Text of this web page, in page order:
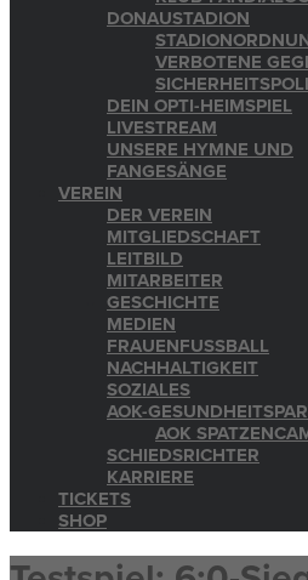
DONAUSTADION
VERBOTENE
DEIN OPTI-HEIMSPIEL
LIVESTREAM
UNSERE HYMNE UND
FANGESÄNGE
VEREIN
DER VEREIN
MITGLIEDSCHAFT
LEITBILD
MITARBEITER
GESCHICHTE
MEDIEN
FRAUENFUSSBALL
NACHHALTIGKEIT
SOZIALES
AOK-
AOK
SCHIEDSRICHTER
KARRIERE
TICKETS
SHOP